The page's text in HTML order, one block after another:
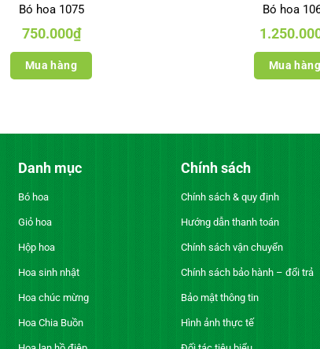
Bó hoa 1075
750.000₫
Mua hàng
Bó hoa
Mua hàng
Danh mục
Bó hoa
Giỏ hoa
Hộp hoa
Hoa sinh nhật
Hoa chúc mừng
Hoa Chia Buồn
Chính sách
Chính sách & quy định
Hướng dẫn thanh toán
Chính sách vận chuyển
Chính sách bảo hành – đổi trả
Bảo mật thông tin
Hình ảnh thực tế